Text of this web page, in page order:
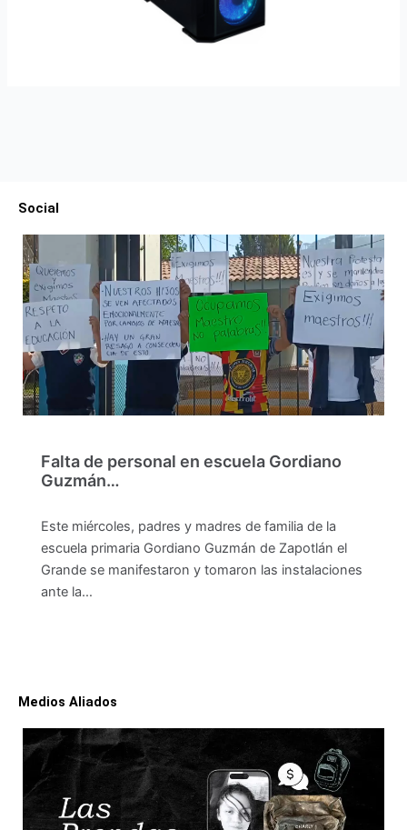
Social
Falta de personal en escuela Gordiano
Guzmán…
Este miércoles, padres y madres de familia de la
escuela primaria Gordiano Guzmán de Zapotlán el
Grande se manifestaron y tomaron las instalaciones
ante la…
Medios Aliados